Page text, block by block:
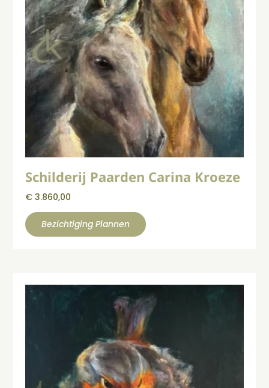
Schilderij Paarden Carina Kroeze
€ 3.860,00
Bezichtiging Plannen